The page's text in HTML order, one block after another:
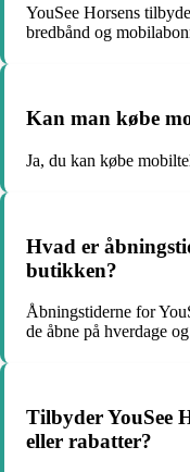
YouSee Horsens
bredbånd og
Kan man købe
Ja, du kan købe
Hvad er
butikken?
Åbningstiderne for
de åbne på hverdage
Tilbyder YouSee
eller rabatter?